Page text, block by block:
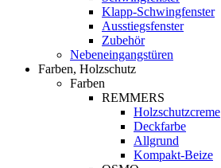
Klapp-Schwingfenster
Ausstiegsfenster
Zubehör
Nebeneingangstüren
Farben, Holzschutz
Farben
REMMERS
Holzschutzcreme
Deckfarbe
Allgrund
Kompakt-Beize